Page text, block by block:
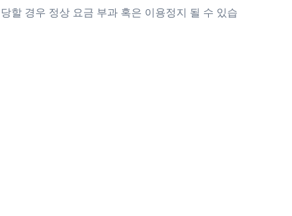
할 경우 정상 요금 부과 혹은 이용정지 될 수 있습